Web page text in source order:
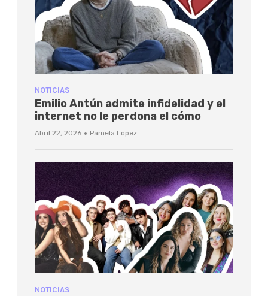
NOTICIAS
Emilio Antún admite infidelidad y el
internet no le perdona el cómo
Abril 22, 2026 · Pamela López
NOTICIAS